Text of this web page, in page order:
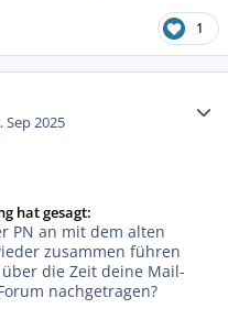
1
Sep 2025
hat gesagt:
PN an mit dem alten
zusammen führen
die Zeit deine Mail-
nachgetragen?